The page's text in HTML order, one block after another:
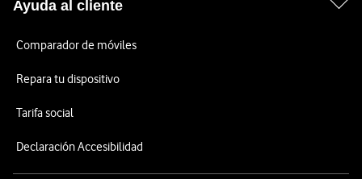
Ayuda al cliente
Comparador de móviles
Repara tu dispositivo
Tarifa social
Declaración Accesibilidad